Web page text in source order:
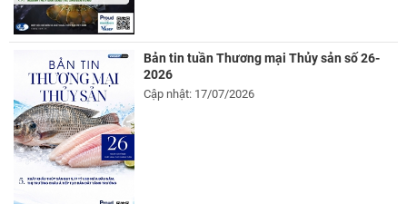
Bản tin tuần Thương mại Thủy sản số 26-
2026
Cập nhật: 17/07/2026